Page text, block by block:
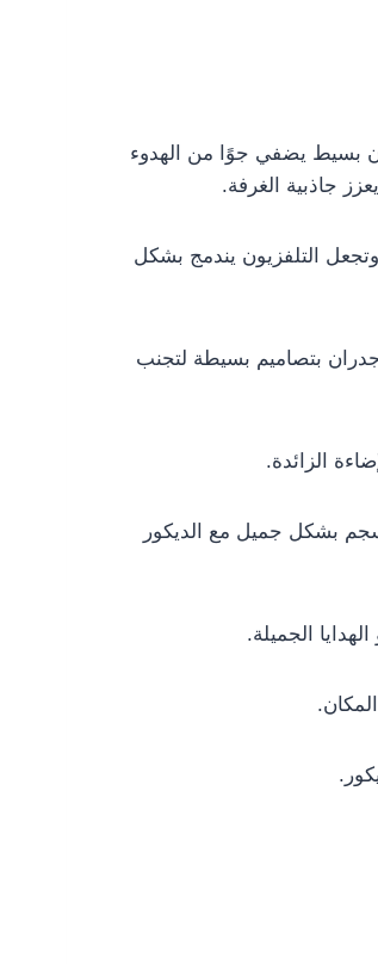
بسيط يضفي جوًا من الهدوء
جاذبية الغرفة.
التلفزيون يندمج بشكل
بتصاميم بسيطة لتجنب
الزائدة.
بشكل جميل مع الديكور
الجميلة.